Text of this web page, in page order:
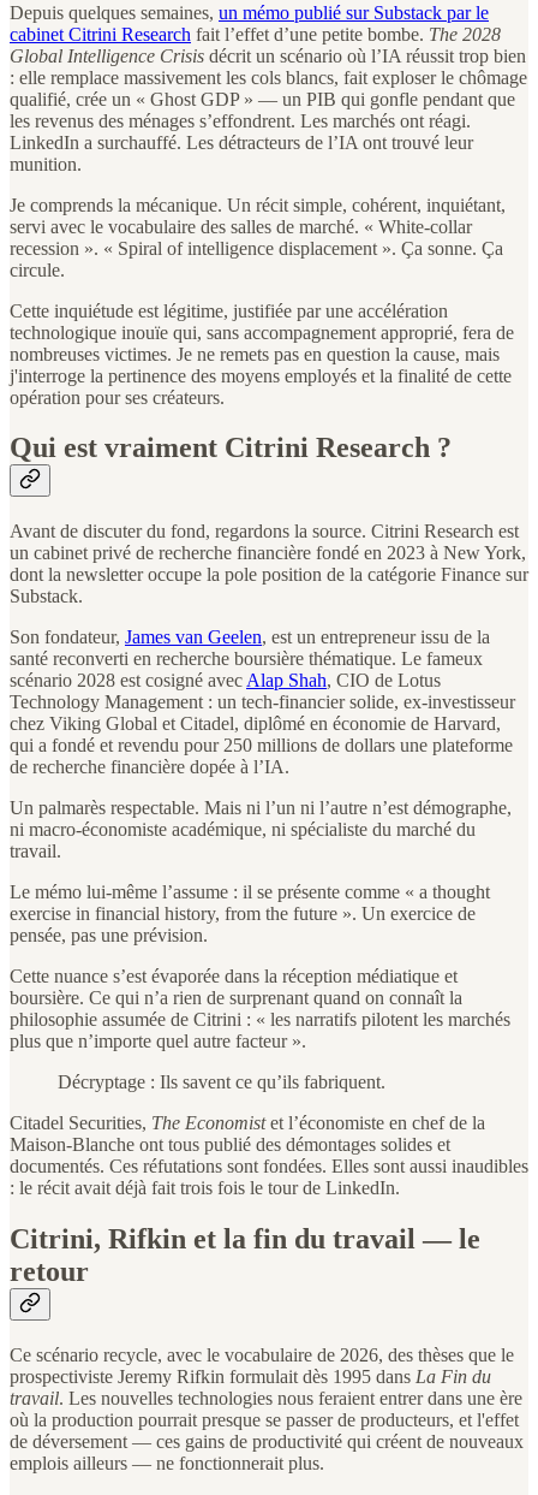
Depuis quelques semaines, un mémo publié sur Substack par le
cabinet Citrini Research fait l’effet d’une petite bombe. The 2028
Global Intelligence Crisis décrit un scénario où l’IA réussit trop bien
: elle remplace massivement les cols blancs, fait exploser le chômage
qualifié, crée un « Ghost GDP » — un PIB qui gonfle pendant que
les revenus des ménages s’effondrent. Les marchés ont réagi.
LinkedIn a surchauffé. Les détracteurs de l’IA ont trouvé leur
munition.
Je comprends la mécanique. Un récit simple, cohérent, inquiétant,
servi avec le vocabulaire des salles de marché. « White-collar
recession ». « Spiral of intelligence displacement ». Ça sonne. Ça
circule.
Cette inquiétude est légitime, justifiée par une accélération
technologique inouïe qui, sans accompagnement approprié, fera de
nombreuses victimes. Je ne remets pas en question la cause, mais
j'interroge la pertinence des moyens employés et la finalité de cette
opération pour ses créateurs.
Qui est vraiment Citrini Research ?
Avant de discuter du fond, regardons la source. Citrini Research est
un cabinet privé de recherche financière fondé en 2023 à New York,
dont la newsletter occupe la pole position de la catégorie Finance sur
Substack.
Son fondateur, James van Geelen, est un entrepreneur issu de la
santé reconverti en recherche boursière thématique. Le fameux
scénario 2028 est cosigné avec Alap Shah, CIO de Lotus
Technology Management : un tech-financier solide, ex-investisseur
chez Viking Global et Citadel, diplômé en économie de Harvard,
qui a fondé et revendu pour 250 millions de dollars une plateforme
de recherche financière dopée à l’IA.
Un palmarès respectable. Mais ni l’un ni l’autre n’est démographe,
ni macro-économiste académique, ni spécialiste du marché du
travail.
Le mémo lui-même l’assume : il se présente comme « a thought
exercise in financial history, from the future ». Un exercice de
pensée, pas une prévision.
Cette nuance s’est évaporée dans la réception médiatique et
boursière. Ce qui n’a rien de surprenant quand on connaît la
philosophie assumée de Citrini : « les narratifs pilotent les marchés
plus que n’importe quel autre facteur ».
Décryptage : Ils savent ce qu’ils fabriquent.
Citadel Securities, The Economistet l’économiste en chef de la
Maison-Blanche ont tous publié des démontages solides et
documentés. Ces réfutations sont fondées. Elles sont aussi inaudibles
: le récit avait déjà fait trois fois le tour de LinkedIn.
Citrini, Rifkin et la fin du travail — le
retour
Ce scénario recycle, avec le vocabulaire de 2026, des thèses que le
prospectiviste Jeremy Rifkin formulait dès 1995 dans La Fin du
travail. Les nouvelles technologies nous feraient entrer dans une ère
où la production pourrait presque se passer de producteurs, et l'effet
de déversement — ces gains de productivité qui créent de nouveaux
emplois ailleurs — ne fonctionnerait plus.